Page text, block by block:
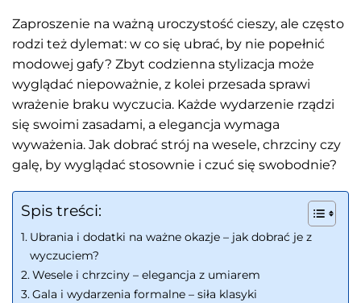
Zaproszenie na ważną uroczystość cieszy, ale często
rodzi też dylemat: w co się ubrać, by nie popełnić
modowej gafy? Zbyt codzienna stylizacja może
wyglądać niepoważnie, z kolei przesada sprawi
wrażenie braku wyczucia. Każde wydarzenie rządzi
się swoimi zasadami, a elegancja wymaga
wyważenia. Jak dobrać strój na wesele, chrzciny czy
galę, by wyglądać stosownie i czuć się swobodnie?
Spis treści:
Ubrania i dodatki na ważne okazje – jak dobrać je z
wyczuciem?
Wesele i chrzciny – elegancja z umiarem
Gala i wydarzenia formalne – siła klasyki